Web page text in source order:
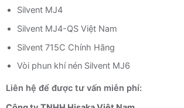
Silvent MJ4
Silvent MJ4-QS Việt Nam
Silvent 715C Chính Hãng
Vòi phun khí nén Silvent MJ6
Liên hệ để được tư vấn miễn phí: